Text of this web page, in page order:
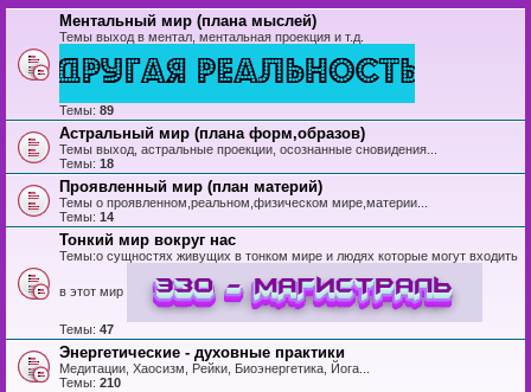
Ментальный мир (плана мыслей)
Темы выход в ментал, ментальная проекция и т.д.
Темы: 89
Астральный мир (плана форм,образов)
Темы выход, астральные проекции, осознанные сновидения...
Темы: 18
Проявленный мир (план материй)
Темы о проявленном,реальном,физическом мире,материи...
Темы: 14
Тонкий мир вокруг нас
Темы:о сущностях живущих в тонком мире и людях которые могут входить
в этот мир
Темы: 47
Энергетические - духовные практики
Медитации, Хаосизм, Рейки, Биоэнергетика, Йога...
Темы: 210